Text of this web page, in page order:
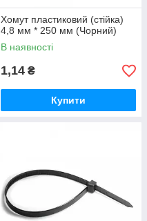
Хомут пластиковий (стійка)
4,8 мм * 250 мм (Чорний)
В наявності
1,14 ₴
Купити